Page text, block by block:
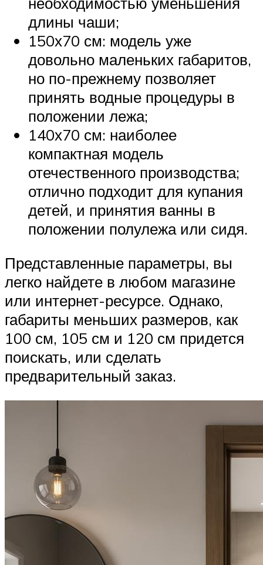
длины чаши;
150х70 см: модель уже
довольно маленьких габаритов,
но по-прежнему позволяет
принять водные процедуры в
положении лежа;
140х70 см: наиболее
компактная модель
отечественного производства;
отлично подходит для купания
детей, и принятия ванны в
положении полулежа или сидя.
Представленные параметры, вы
легко найдете в любом магазине
или интернет-ресурсе. Однако,
габариты меньших размеров, как
100 см, 105 см и 120 см придется
поискать, или сделать
предварительный заказ.